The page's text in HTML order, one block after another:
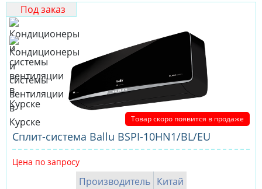
Под заказ
Товар скоро появится в продаже
Сплит-система Ballu BSPI-10HN1/BL/EU
Цена по запросу
Производитель Китай